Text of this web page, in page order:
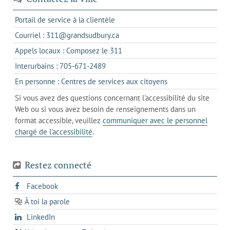
Portail de service à la clientèle
dans
un
nouvel
Courriel : 311@grandsudbury.cas'ouvre
dans
votre
de
messagerie
Appels locaux : Composez le 311
dans
un
client
de
votre
téléphone
Interurbains : 705-671-2489s'ouvre
dans
un
client
de
votre
En personne : Centres de services aux citoyenss'ouvre
dans
l'onglet
actuel
Si vous avez des questions concernant l'accessibilité du site
Web ou si vous avez besoin de renseignements dans un
format accessible, veuillez communiquer avec le personnel
chargé de l'accessibilité.
Restez connecté
Facebooks'ouvre
dans
un
À toi la parole
opens
in
LinkedInopens
in